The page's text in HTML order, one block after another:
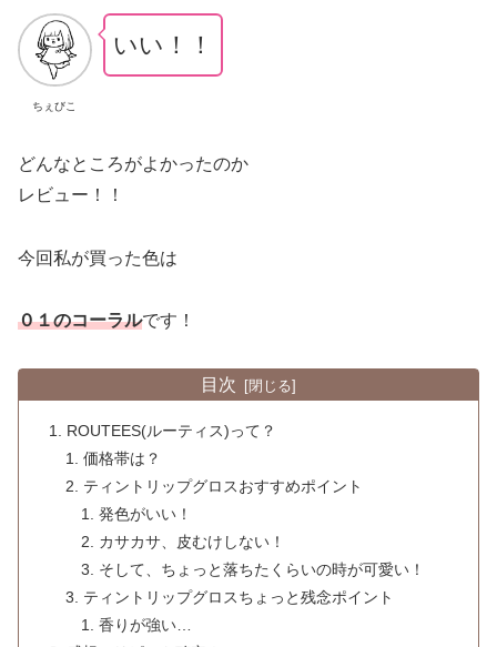
ちぇびこ
いい！！
どんなところがよかったのか
レビュー！！
今回私が買った色は
０１のコーラルです！
目次
ROUTEES(ルーティス)って？
価格帯は？
ティントリップグロスおすすめポイント
発色がいい！
カサカサ、皮むけしない！
そして、ちょっと落ちたくらいの時が可愛い！
ティントリップグロスちょっと残念ポイント
香りが強い…